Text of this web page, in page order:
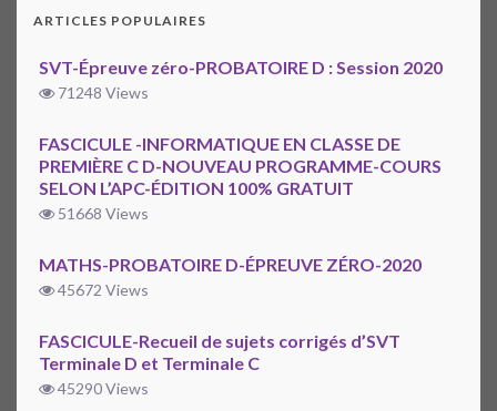
ARTICLES POPULAIRES
SVT-Épreuve zéro-PROBATOIRE D : Session 2020
71248 Views
FASCICULE -INFORMATIQUE EN CLASSE DE
PREMIÈRE C D-NOUVEAU PROGRAMME-COURS
SELON L’APC-ÉDITION 100% GRATUIT
51668 Views
MATHS-PROBATOIRE D-ÉPREUVE ZÉRO-2020
45672 Views
FASCICULE-Recueil de sujets corrigés d’SVT
Terminale D et Terminale C
45290 Views